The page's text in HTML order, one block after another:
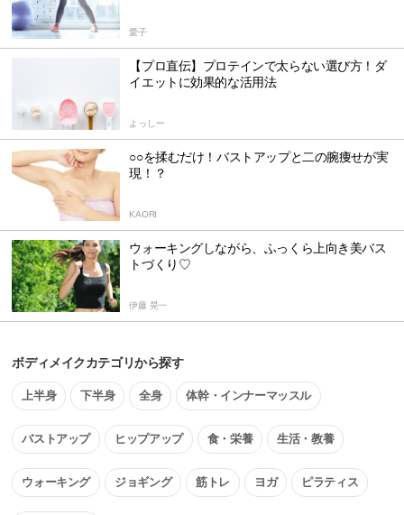
愛子
【プロ直伝】プロテインで太らない選び方！ダ
イエットに効果的な活用法
よっしー
○○を揉むだけ！バストアップと二の腕痩せが実
現！？
KAORI
ウォーキングしながら、ふっくら上向き美バス
トづくり♡
伊藤 晃一
ボディメイクカテゴリから探す
上半身 下半身 全身 体幹・インナーマッスル
バストアップ ヒップアップ 食・栄養 生活・教養
ウォーキング ジョギング 筋トレ ヨガ ピラティス